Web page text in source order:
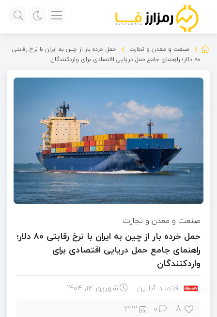
صنعت و معدن و تجارت
حمل خرده بار از چین به ایران با نرخ رقابتی
۸۰ دلار؛ راهنمای جامع حمل دریایی اقتصادی برای واردکنندگان
صنعت و معدن و تجارت
حمل خرده بار از چین به ایران با نرخ رقابتی ۸۰ دلار؛
راهنمای جامع حمل دریایی اقتصادی برای
واردکنندگان
اقتصاد آنلاین شهریور ۱۲, ۱۴۰۴
8
0
223